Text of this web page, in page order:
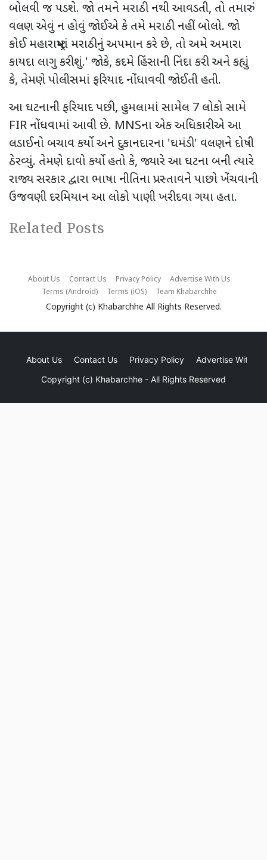
બોલવી જ પડશે. જો તમને મરાઠી નથી આવડતી, તો તમારું
વલણ એવું ન હોવું જોઈએ કે તમે મરાઠી નહીં બોલો. જો
કોઈ મહારાષ્ટ્રમાં મરાઠીનું અપમાન કરે છે, તો અમે અમારા
કાયદા લાગુ કરીશું.' જોકે, કદમે હિંસાની નિંદા કરી અને કહ્યું
કે, તેમણે પોલીસમાં ફરિયાદ નોંધાવવી જોઈતી હતી.
આ ઘટનાની ફરિયાદ પછી, હુમલામાં સામેલ 7 લોકો સામે
FIR નોંધવામાં આવી છે. MNSના એક અધિકારીએ આ
લડાઈનો બચાવ કર્યો અને દુકાનદારના 'ઘમંડી' વલણને દોષી
ઠેરવ્યું. તેમણે દાવો કર્યો હતો કે, જ્યારે આ ઘટના બની ત્યારે
રાજ્ય સરકાર દ્વારા ભાષા નીતિના પ્રસ્તાવને પાછો ખેંચવાની
ઉજવણી દરમિયાન આ લોકો પાણી ખરીદવા ગયા હતા.
Related Posts
About Us Contact Us Privacy Policy
Advertise With Us
Terms (Android)
Terms (iOS) Team Khabarchhe
Copyright (c) Khabarchhe All Rights Reserved.
About Us Contact Us Privacy Policy
Advertise With Us
Copyright (c) Khabarchhe - All Rights Reserved